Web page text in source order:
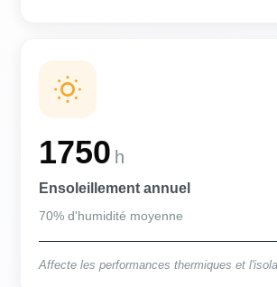
1750 h
Ensoleillement annuel
70% d'humidité moyenne
Affecte les performances thermiques et